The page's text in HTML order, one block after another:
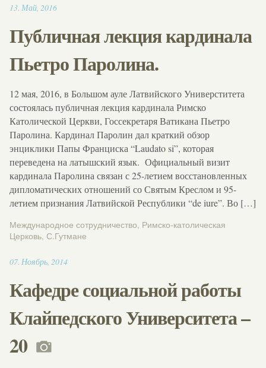
13. Май, 201613:29
Публичная лекция кардинала
Пьетро Паролина.
12 мая, 2016, в Большом ауле Латвийского Универститета
состоялась публичная лекция кардинала Римско
Католической Церкви, Госсекретаря Ватикана Пьетро
Паролина. Кардинал Паролин дал краткий обзор
энциклики Папы Франциска “Laudato si”, которая
переведена на латышский язык. Официальный визит
кардинала Паролина связан с 25-летием восстановленных
дипломатических отношений со Святым Креслом и 95-
летием признания Латвийской Республики “de iure”. Во […]
Международное сотрудничество, Римско-католическая
Церковь, С.Гутмане
07. Ноябрь, 201411:05
Кафедре социальной работы
Клайпедского Университета –
20